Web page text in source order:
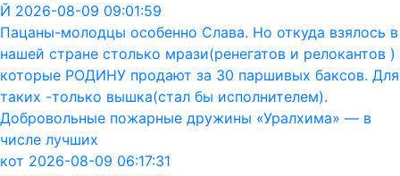
Й 2026-08-09 09:01:59
Пацаны-молодцы особенно Слава. Но откуда взялось в
нашей стране столько мрази(ренегатов и релокантов )
которые РОДИНУ продают за 30 паршивых баксов. Для
таких -только вышка(стал бы исполнителем).
Добровольные пожарные дружины «Уралхима» — в
числе лучших
кот 2026-08-09 06:17:31